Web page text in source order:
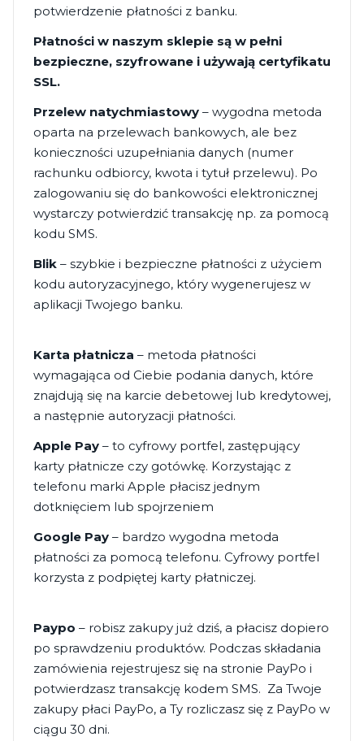
potwierdzenie płatności z banku.
Płatności w naszym sklepie są w pełni
bezpieczne, szyfrowane i używają certyfikatu
SSL.
Przelew natychmiastowy – wygodna metoda
oparta na przelewach bankowych, ale bez
konieczności uzupełniania danych (numer
rachunku odbiorcy, kwota i tytuł przelewu). Po
zalogowaniu się do bankowości elektronicznej
wystarczy potwierdzić transakcję np. za pomocą
kodu SMS.
Blik – szybkie i bezpieczne płatności z użyciem
kodu autoryzacyjnego, który wygenerujesz w
aplikacji Twojego banku.
Karta płatnicza – metoda płatności
wymagająca od Ciebie podania danych, które
znajdują się na karcie debetowej lub kredytowej,
a następnie autoryzacji płatności.
Apple Pay – to cyfrowy portfel, zastępujący
karty płatnicze czy gotówkę. Korzystając z
telefonu marki Apple płacisz jednym
dotknięciem lub spojrzeniem
Google Pay – bardzo wygodna metoda
płatności za pomocą telefonu. Cyfrowy portfel
korzysta z podpiętej karty płatniczej.
Paypo – robisz zakupy już dziś, a płacisz dopiero
po sprawdzeniu produktów. Podczas składania
zamówienia rejestrujesz się na stronie PayPo i
potwierdzasz transakcję kodem SMS. Za Twoje
zakupy płaci PayPo, a Ty rozliczasz się z PayPo w
ciągu 30 dni.